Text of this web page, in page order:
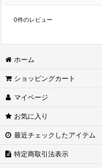
0件のレビュー
ホーム
ショッピングカート
マイページ
お気に入り
最近チェックしたアイテム
特定商取引法表示